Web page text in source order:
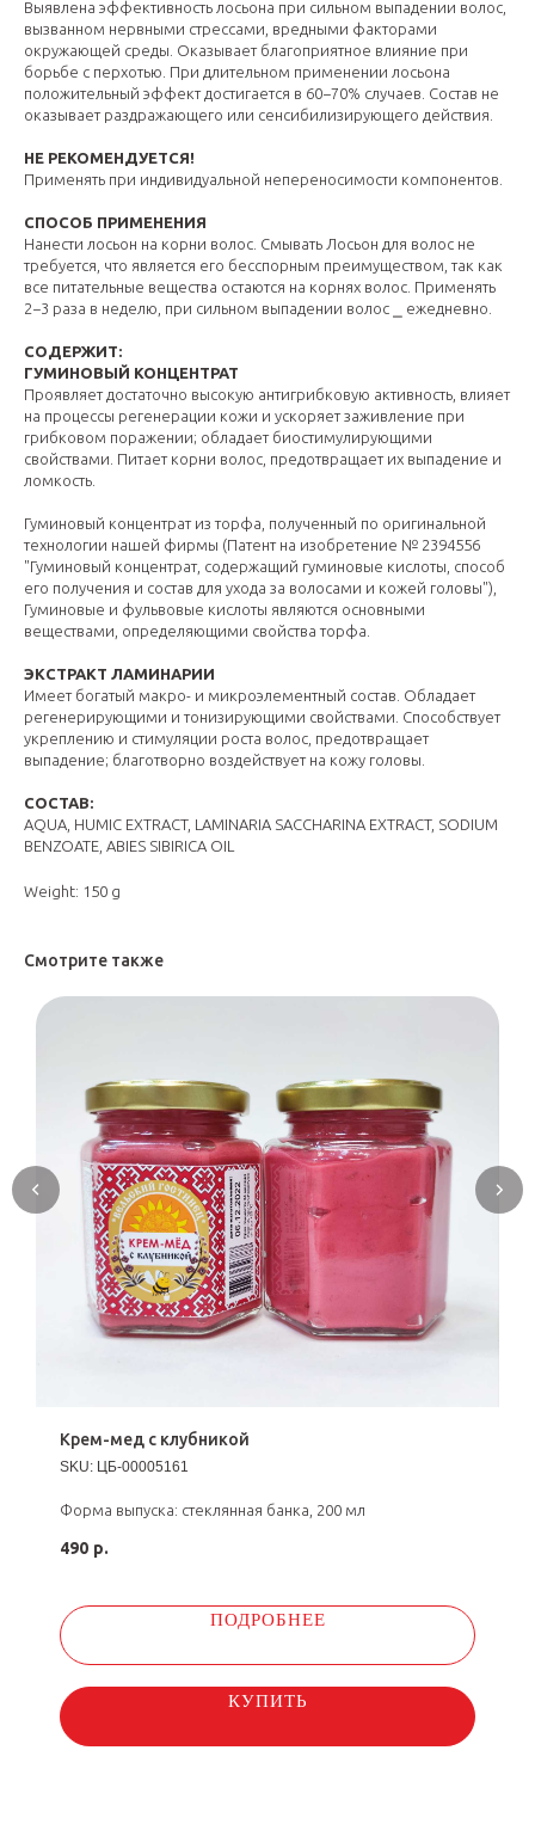
Выявлена эффективность лосьона при сильном выпадении волос,
вызванном нервными стрессами, вредными факторами
окружающей среды. Оказывает благоприятное влияние при
борьбе с перхотью. При длительном применении лосьона
положительный эффект достигается в 60−70% случаев. Состав не
оказывает раздражающего или сенсибилизирующего действия.
НЕ РЕКОМЕНДУЕТСЯ!
Применять при индивидуальной непереносимости компонентов.
СПОСОБ ПРИМЕНЕНИЯ
Нанести лосьон на корни волос. Смывать Лосьон для волос не
требуется, что является его бесспорным преимуществом, так как
все питательные вещества остаются на корнях волос. Применять
2−3 раза в неделю, при сильном выпадении волос ⎯ ежедневно.
СОДЕРЖИТ:
ГУМИНОВЫЙ КОНЦЕНТРАТ
Проявляет достаточно высокую антигрибковую активность, влияет
на процессы регенерации кожи и ускоряет заживление при
грибковом поражении; обладает биостимулирующими
свойствами. Питает корни волос, предотвращает их выпадение и
ломкость.
Гуминовый концентрат из торфа, полученный по оригинальной
технологии нашей фирмы (Патент на изобретение № 2394556
"Гуминовый концентрат, содержащий гуминовые кислоты, способ
его получения и состав для ухода за волосами и кожей головы"),
Гуминовые и фульвовые кислоты являются основными
веществами, определяющими свойства торфа.
ЭКСТРАКТ ЛАМИНАРИИ
Имеет богатый макро- и микроэлементный состав. Обладает
регенерирующими и тонизирующими свойствами. Способствует
укреплению и стимуляции роста волос, предотвращает
выпадение; благотворно воздействует на кожу головы.
СОСТАВ:
AQUA, HUMIC EXTRACT, LAMINARIA SACCHARINA EXTRACT, SODIUM
BENZOATE, ABIES SIBIRICA OIL
Weight: 150 g
Смотрите также
Крем-мед с клубникой
SKU: ЦБ-00005161
Форма выпуска: стеклянная банка, 200 мл
490 р.
ПОДРОБНЕЕ
КУПИТЬ